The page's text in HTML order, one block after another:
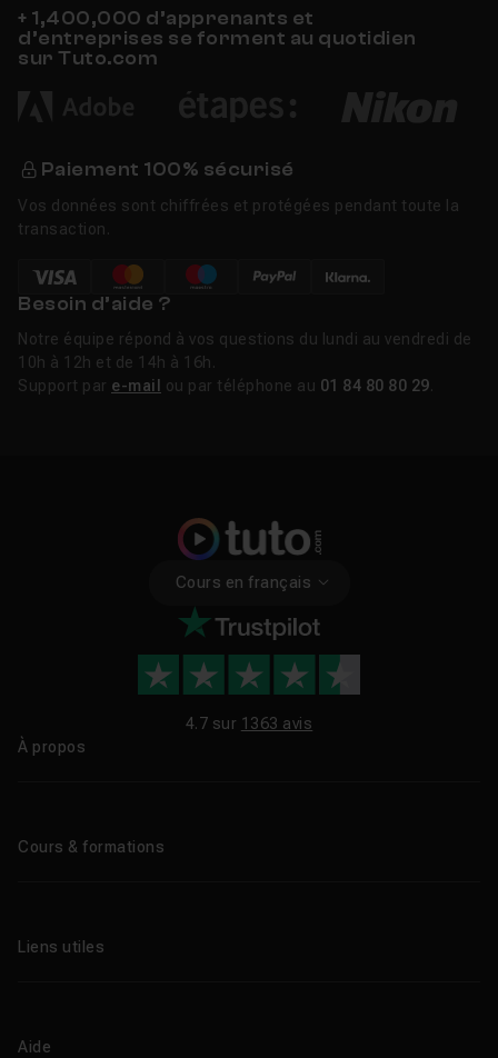
+ 1,400,000 d’apprenants et
d’entreprises se forment au quotidien
sur Tuto.com
Paiement 100% sécurisé
Vos données sont chiffrées et protégées pendant toute la
transaction.
Besoin d’aide ?
Notre équipe répond à vos questions du lundi au vendredi de
10h à 12h et de 14h à 16h.
Support par e-mail ou par téléphone au 01 84 80 80 29
Cours en français
4.7 sur 1363 avis
À propos
Cours & formations
Formations certifiantes
Liens utiles
Aide